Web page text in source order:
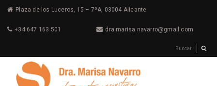
Plaza de los Luceros, 15 – 7ºA, 03004 Alicante
+34 647 163 501 dra.marisa.navarro@gmail.com